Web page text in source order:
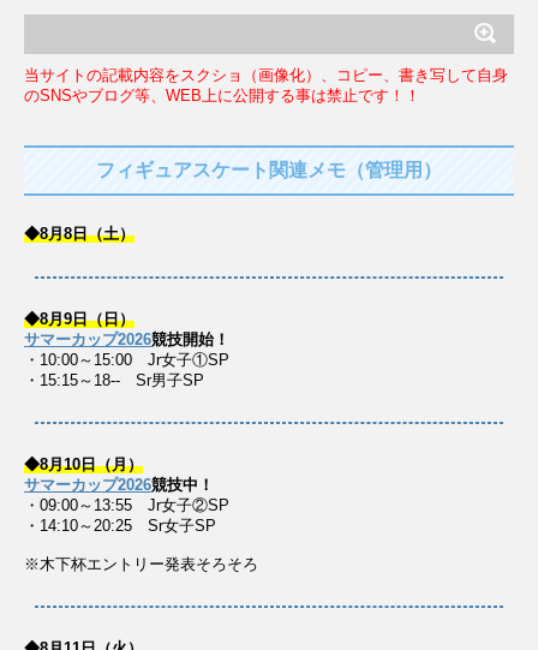
当サイトの記載内容をスクショ（画像化）、コピー、書き写して自身
のSNSやブログ等、WEB上に公開する事は禁止です！！
フィギュアスケート関連メモ（管理用）
◆8月8日（土）
◆8月9日（日）
サマーカップ2026競技開始！
・10:00～15:00 Jr女子①SP
・15:15～18-- Sr男子SP
◆8月10日（月）
サマーカップ2026競技中！
・09:00～13:55 Jr女子②SP
・14:10～20:25 Sr女子SP
※木下杯エントリー発表そろそろ